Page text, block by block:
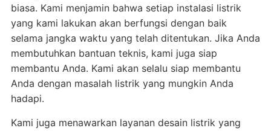
biasa. Kami menjamin bahwa setiap instalasi listrik
yang kami lakukan akan berfungsi dengan baik
selama jangka waktu yang telah ditentukan. Jika Anda
membutuhkan bantuan teknis, kami juga siap
membantu Anda. Kami akan selalu siap membantu
Anda dengan masalah listrik yang mungkin Anda
hadapi.
Kami juga menawarkan layanan desain listrik yang